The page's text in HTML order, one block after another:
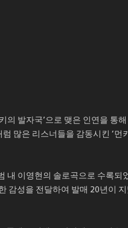
발자국’으로 맺은 인연을 통
많은 리스너들을 감동시킨 ‘먼
내 이영현의 솔로곡으로 수록
성을 전달하여 발매 20년이